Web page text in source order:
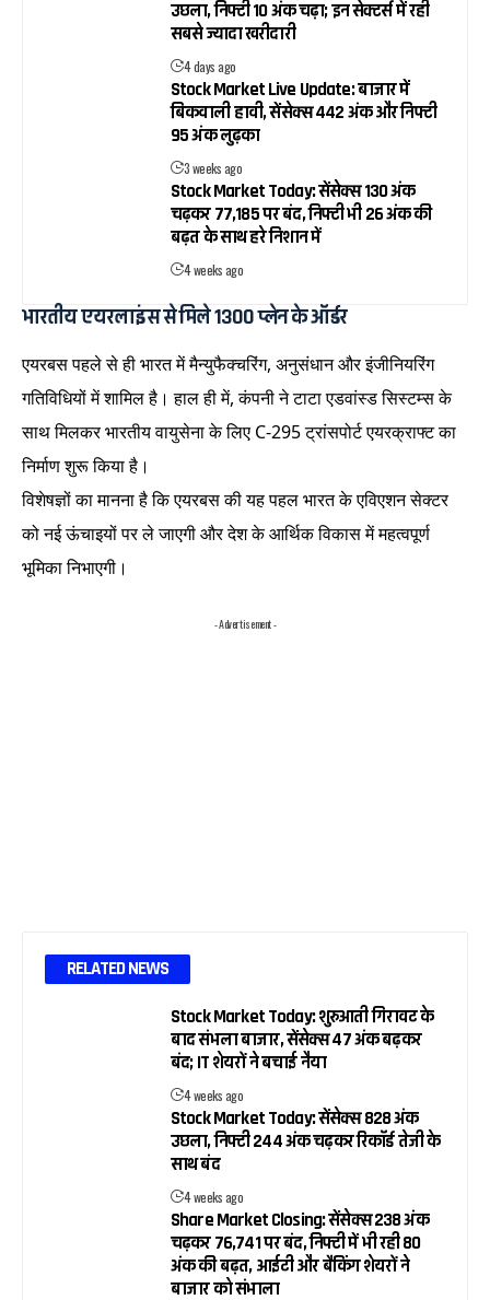
उछला, निफ्टी 10 अंक चढ़ा; इन सेक्टर्स में रही
सबसे ज्यादा खरीदारी
4 days ago
Stock Market Live Update: बाजार में
बिकवाली हावी, सेंसेक्स 442 अंक और निफ्टी
95 अंक लुढ़का
3 weeks ago
Stock Market Today: सेंसेक्स 130 अंक
चढ़कर 77,185 पर बंद, निफ्टी भी 26 अंक की
बढ़त के साथ हरे निशान में
4 weeks ago
भारतीय एयरलाइंस से मिले 1300 प्लेन के ऑर्डर
एयरबस पहले से ही भारत में मैन्युफैक्चरिंग, अनुसंधान और इंजीनियरिंग
गतिविधियों में शामिल है। हाल ही में, कंपनी ने टाटा एडवांस्ड सिस्टम्स के
साथ मिलकर भारतीय वायुसेना के लिए C-295 ट्रांसपोर्ट एयरक्राफ्ट का
निर्माण शुरू किया है।
विशेषज्ञों का मानना है कि एयरबस की यह पहल भारत के एविएशन सेक्टर
को नई ऊंचाइयों पर ले जाएगी और देश के आर्थिक विकास में महत्वपूर्ण
भूमिका निभाएगी।
- Advertisement -
RELATED NEWS
Stock Market Today: शुरुआती गिरावट के
बाद संभला बाजार, सेंसेक्स 47 अंक बढ़कर
बंद; IT शेयरों ने बचाई नैया
4 weeks ago
Stock Market Today: सेंसेक्स 828 अंक
उछला, निफ्टी 244 अंक चढ़कर रिकॉर्ड तेजी के
साथ बंद
4 weeks ago
Share Market Closing: सेंसेक्स 238 अंक
चढ़कर 76,741 पर बंद, निफ्टी में भी रही 80
अंक की बढ़त, आईटी और बैंकिंग शेयरों ने
बाजार को संभाला